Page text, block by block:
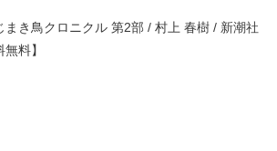
まき鳥クロニクル 第2部 / 村上 春樹 / 新潮社
料】